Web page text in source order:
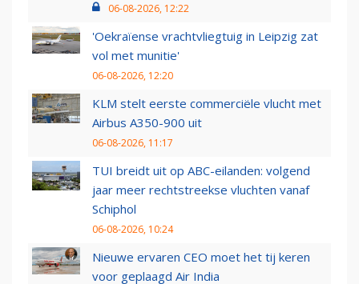
06-08-2026, 12:22
'Oekraïense vrachtvliegtuig in Leipzig zat
vol met munitie'
06-08-2026, 12:20
KLM stelt eerste commerciële vlucht met
Airbus A350-900 uit
06-08-2026, 11:17
TUI breidt uit op ABC-eilanden: volgend
jaar meer rechtstreekse vluchten vanaf
Schiphol
06-08-2026, 10:24
Nieuwe ervaren CEO moet het tij keren
voor geplaagd Air India